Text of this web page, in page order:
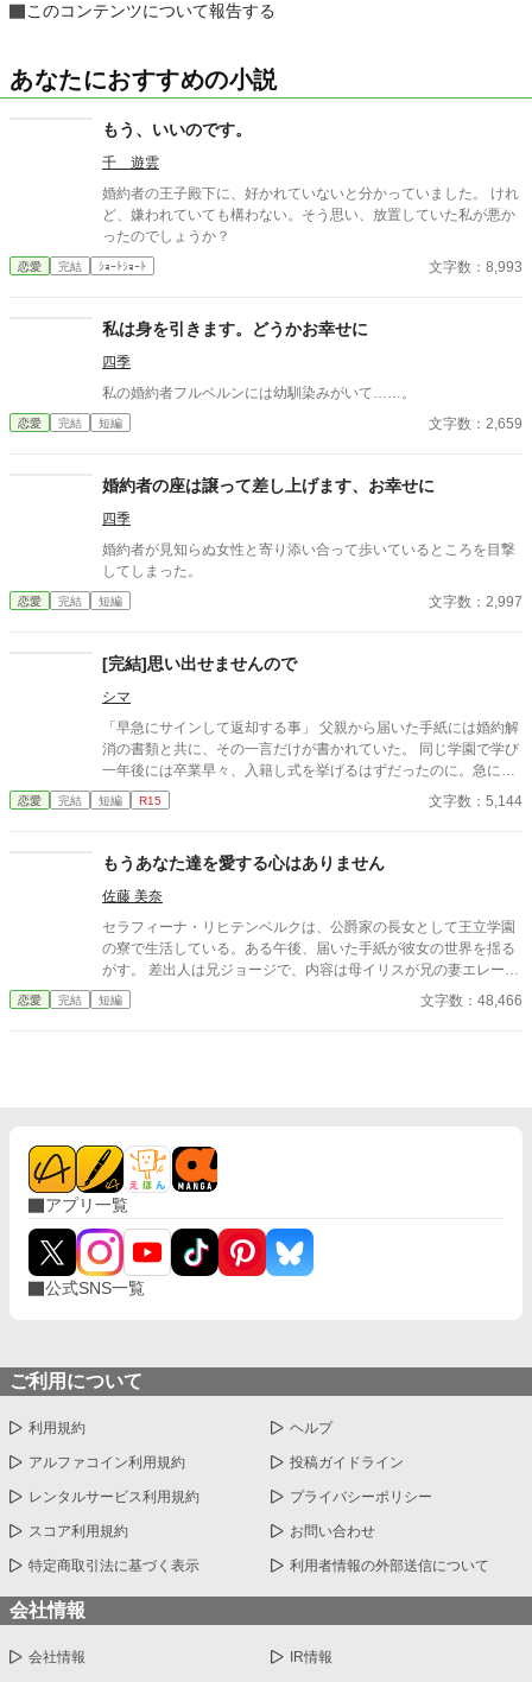
このコンテンツについて報告する
あなたにおすすめの小説
もう、いいのです。
千 遊雲
婚約者の王子殿下に、好かれていないと分かっていました。 けれ
ど、嫌われていても構わない。そう思い、放置していた私が悪か
ったのでしょうか？
恋愛 完結 ｼｮｰﾄｼｮｰﾄ 文字数：8,993
私は身を引きます。どうかお幸せに
四季
私の婚約者フルベルンには幼馴染みがいて……。
恋愛 完結 短編 文字数：2,659
婚約者の座は譲って差し上げます、お幸せに
四季
婚約者が見知らぬ女性と寄り添い合って歩いているところを目撃
してしまった。
恋愛 完結 短編 文字数：2,997
[完結]思い出せませんので
シマ
「早急にサインして返却する事」 父親から届いた手紙には婚約解
消の書類と共に、その一言だけが書かれていた。 同じ学園で学び
一年後には卒業早々、入籍し式を挙げるはずだったのに。急にな
ぜ？訳が分からない。 直接会って訳を聞かねば 注)女性が怪我し
てます。苦手な方は回避でお願いします。 男性視点 四話完結済
恋愛 完結 短編 R15 文字数：5,144
もうあなた達を愛する心はありません
佐藤 美奈
セラフィーナ・リヒテンベルクは、公爵家の長女として王立学園
の寮で生活している。ある午後、届いた手紙が彼女の世界を揺る
がす。 差出人は兄ジョージで、内容は母イリスが兄の妻エレーヌ
をいびっているというものだった。最初は信じられなかったが、
手紙の中で兄は母の嫉妬に苦しむエレーヌを心配し、セラフィー
恋愛 完結 短編 文字数：48,466
アプリ一覧
公式SNS一覧
ご利用について
利用規約 ヘルプ
アルファコイン利用規約 投稿ガイドライン
レンタルサービス利用規約 プライバシーポリシー
スコア利用規約 お問い合わせ
特定商取引法に基づく表示 利用者情報の外部送信について
会社情報
会社情報 IR情報